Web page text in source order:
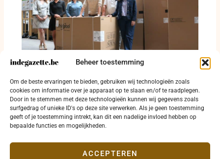
Beheer toestemming
Om de beste ervaringen te bieden, gebruiken wij technologieën zoals
cookies om informatie over je apparaat op te slaan en/of te raadplegen.
Door in te stemmen met deze technologieën kunnen wij gegevens zoals
surfgedrag of unieke ID's op deze site verwerken. Als je geen toestemming
geeft of je toestemming intrekt, kan dit een nadelige invloed hebben op
bepaalde functies en mogelijkheden.
ACCEPTEREN
Nieuwe toestellen helpen jeugdverenigingen
besparen op energiekosten
15 juni 2026